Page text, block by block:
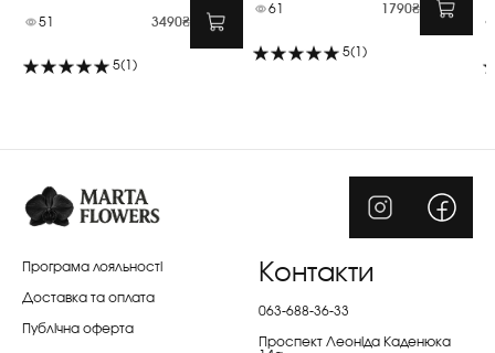
51 3490₴
5(1)
61 1790₴
5(1)
Програма лояльності
Доставка та оплата
Публічна оферта
Контакти
063-688-36-33
Проспект Леоніда Каденюка